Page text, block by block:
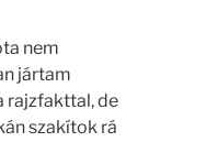
nem
jártam
rajzfakttal, de
szakítok rá